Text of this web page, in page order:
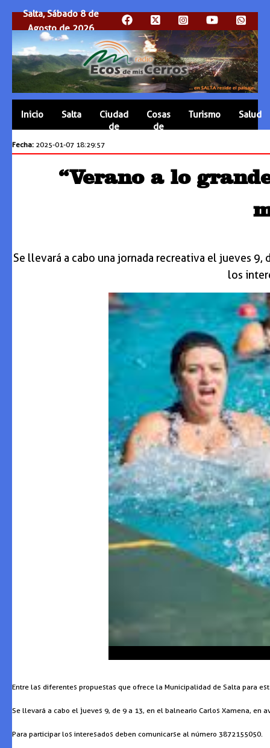
Salta, Sábado 8 de
Agosto de 2026
Inicio Salta
Ciudad
de
Cosas
de
Turismo Salud
Fecha: 2025-01-07 18:29:57
“Verano a lo
Se llevará a cabo una jornada recreativa el jueves
los
Entre las diferentes propuestas que ofrece la Municipalidad de Salta para
Se llevará a cabo el jueves 9, de 9 a 13, en el balneario Carlos Xamena, en
Para participar los interesados deben comunicarse al número 3872155050.